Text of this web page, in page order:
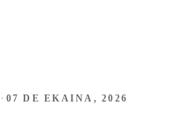
· 07 DE EKAINA, 2026